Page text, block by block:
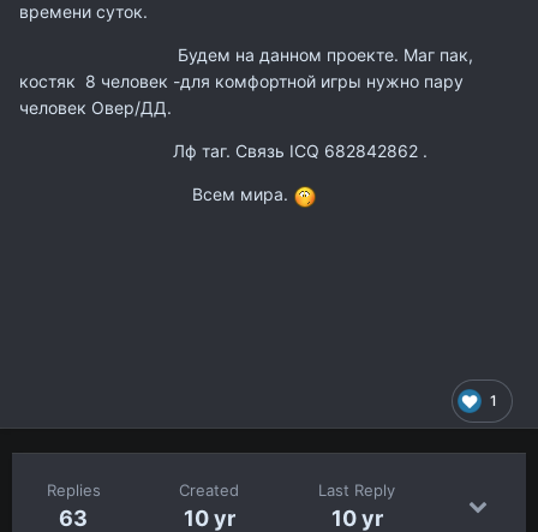
времени суток.
Будем на данном проекте. Маг пак,
костяк 8 человек -для комфортной игры нужно пару
человек Овер/ДД.
Лф таг. Связь ICQ 682842862 .
Всем мира.
1
Replies
63
Created
10 yr
Last Reply
10 yr